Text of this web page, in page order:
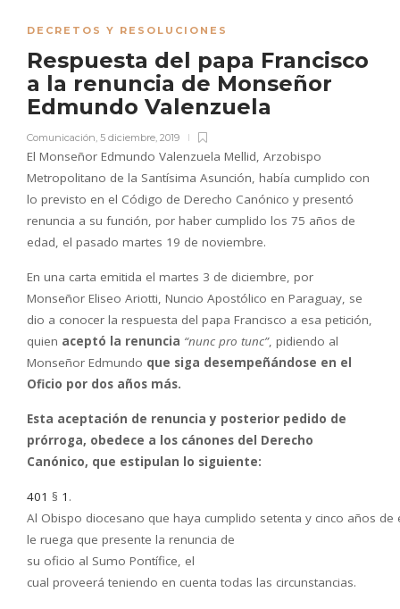
DECRETOS Y RESOLUCIONES
Respuesta del papa Francisco
a la renuncia de Monseñor
Edmundo Valenzuela
Comunicación, 5 diciembre, 2019
El Monseñor Edmundo Valenzuela Mellid, Arzobispo
Metropolitano de la Santísima Asunción, había cumplido con
lo previsto en el Código de Derecho Canónico y presentó
renuncia a su función, por haber cumplido los 75 años de
edad, el pasado martes 19 de noviembre.
En una carta emitida el martes 3 de diciembre, por
Monseñor Eliseo Ariotti, Nuncio Apostólico en Paraguay, se
dio a conocer la respuesta del papa Francisco a esa petición,
quien aceptó la renuncia “nunc pro tunc”, pidiendo al
Monseñor Edmundo que siga desempeñándose en el
Oficio por dos años más.
Esta aceptación de renuncia y posterior pedido de
prórroga, obedece a los cánones del Derecho
Canónico, que estipulan lo siguiente:
401 § 1 .
Al Obispo diocesano que haya cumplido setenta y cinco años de
le ruega que presente la renuncia de
su oficio al Sumo Pontífice, el
cual proveerá teniendo en cuenta todas las circunstancias.